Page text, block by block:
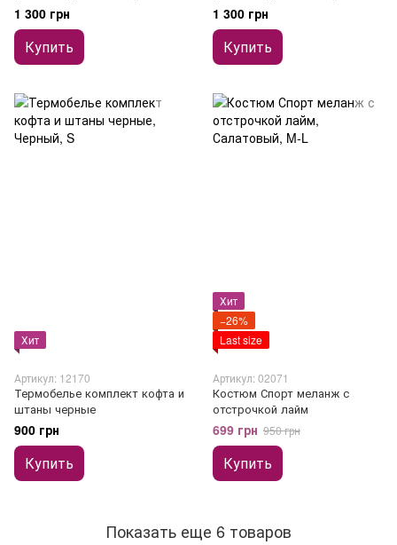
бежевый
1 300 грн
Купить
черный
1 300 грн
Купить
Хит
Артикул: 12170
Термобелье комплект кофта и
штаны черные
900 грн
Купить
Хит
−26%
Last size
Артикул: 02071
Костюм Спорт меланж с
отстрочкой лайм
699 грн 950 грн
Купить
Показать еще 6 товаров